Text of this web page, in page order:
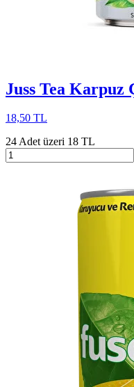
Juss Tea Karpuz
18,50 TL
24 Adet üzeri 18 TL